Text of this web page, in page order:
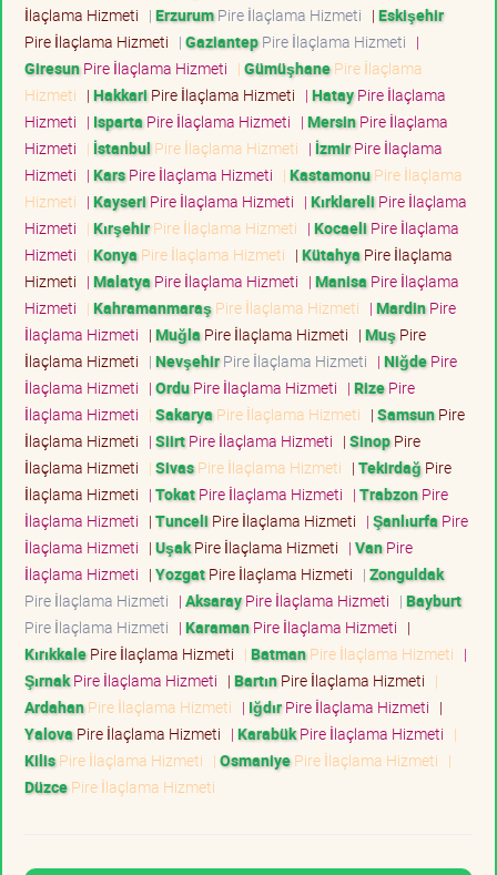
İlaçlama Hizmeti | ErzurumPire İlaçlama Hizmeti | Eskişehir
Pire İlaçlama Hizmeti | GaziantepPire İlaçlama Hizmeti |
GiresunPire İlaçlama Hizmeti | GümüşhanePire İlaçlama
Hizmeti | Hakkari Pire İlaçlama Hizmeti | HatayPire İlaçlama
Hizmeti | Isparta Pire İlaçlama Hizmeti | MersinPire İlaçlama
Hizmeti | İstanbul Pire İlaçlama Hizmeti | İzmirPire İlaçlama
Hizmeti | KarsPire İlaçlama Hizmeti | KastamonuPire İlaçlama
Hizmeti | Kayseri Pire İlaçlama Hizmeti | Kırklareli Pire İlaçlama
Hizmeti | KırşehirPire İlaçlama Hizmeti | Kocaeli Pire İlaçlama
Hizmeti | Konya Pire İlaçlama Hizmeti | Kütahya Pire İlaçlama
Hizmeti | Malatya Pire İlaçlama Hizmeti | Manisa Pire İlaçlama
Hizmeti | Kahramanmaraş Pire İlaçlama Hizmeti | MardinPire
İlaçlama Hizmeti | Muğla Pire İlaçlama Hizmeti | Muş Pire
İlaçlama Hizmeti | NevşehirPire İlaçlama Hizmeti | NiğdePire
İlaçlama Hizmeti | OrduPire İlaçlama Hizmeti | RizePire
İlaçlama Hizmeti | Sakarya Pire İlaçlama Hizmeti | SamsunPire
İlaçlama Hizmeti | SiirtPire İlaçlama Hizmeti | SinopPire
İlaçlama Hizmeti | SivasPire İlaçlama Hizmeti | Tekirdağ Pire
İlaçlama Hizmeti | TokatPire İlaçlama Hizmeti | TrabzonPire
İlaçlama Hizmeti | Tunceli Pire İlaçlama Hizmeti | Şanlıurfa Pire
İlaçlama Hizmeti | UşakPire İlaçlama Hizmeti | VanPire
İlaçlama Hizmeti | YozgatPire İlaçlama Hizmeti | Zonguldak
Pire İlaçlama Hizmeti | AksarayPire İlaçlama Hizmeti | Bayburt
Pire İlaçlama Hizmeti | KaramanPire İlaçlama Hizmeti |
KırıkkalePire İlaçlama Hizmeti | BatmanPire İlaçlama Hizmeti |
ŞırnakPire İlaçlama Hizmeti | BartınPire İlaçlama Hizmeti |
ArdahanPire İlaçlama Hizmeti | IğdırPire İlaçlama Hizmeti |
Yalova Pire İlaçlama Hizmeti | KarabükPire İlaçlama Hizmeti |
KilisPire İlaçlama Hizmeti | OsmaniyePire İlaçlama Hizmeti |
DüzcePire İlaçlama Hizmeti